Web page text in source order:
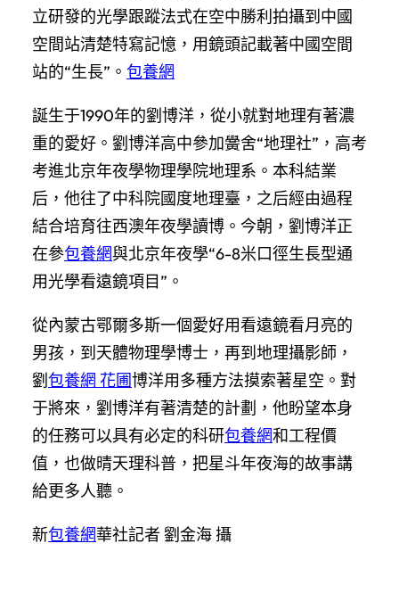
立研發的光學跟蹤法式在空中勝利拍攝到中國
空間站清楚特寫記憶，用鏡頭記載著中國空間
站的“生長”。 包養網
誕生于1990年的劉博洋，從小就對地理有著濃
重的愛好。劉博洋高中參加黌舍“地理社”，高考
考進北京年夜學物理學院地理系。本科結業
后，他往了中科院國度地理臺，之后經由過程
結合培育往西澳年夜學讀博。今朝，劉博洋正
在參包養網與北京年夜學“6-8米口徑生長型通
用光學看遠鏡項目”。
從內蒙古鄂爾多斯一個愛好用看遠鏡看月亮的
男孩，到天體物理學博士，再到地理攝影師，
劉包養網 花圃博洋用多種方法摸索著星空。對
于將來，劉博洋有著清楚的計劃，他盼望本身
的任務可以具有必定的科研包養網和工程價
值，也做晴天理科普，把星斗年夜海的故事講
給更多人聽。
新包養網華社記者 劉金海 攝